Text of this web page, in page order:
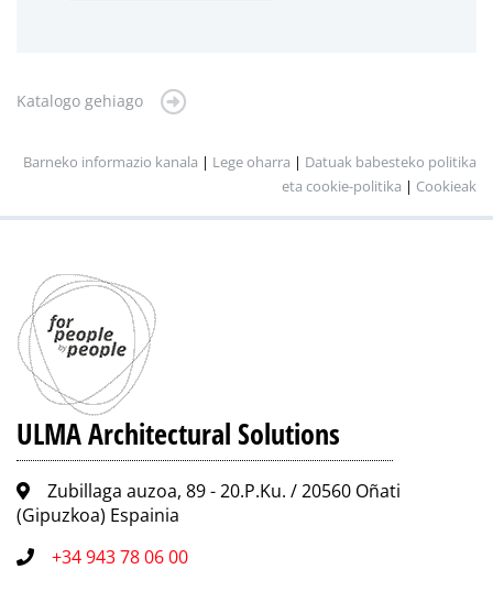
Katalogo gehiago
Barneko informazio kanala | Lege oharra | Datuak babesteko politika
eta cookie-politika | Cookieak
ULMA Architectural Solutions
Zubillaga auzoa, 89 - 20.P.Ku. / 20560 Oñati
(Gipuzkoa) Espainia
+34 943 78 06 00